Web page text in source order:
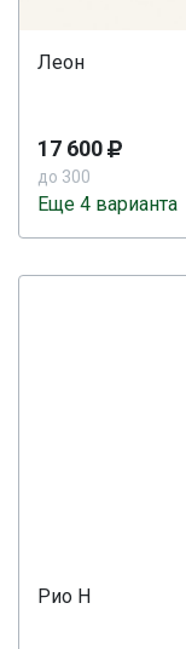
Леон
17 600
до 300
Еще 4 варианта
Рио Н